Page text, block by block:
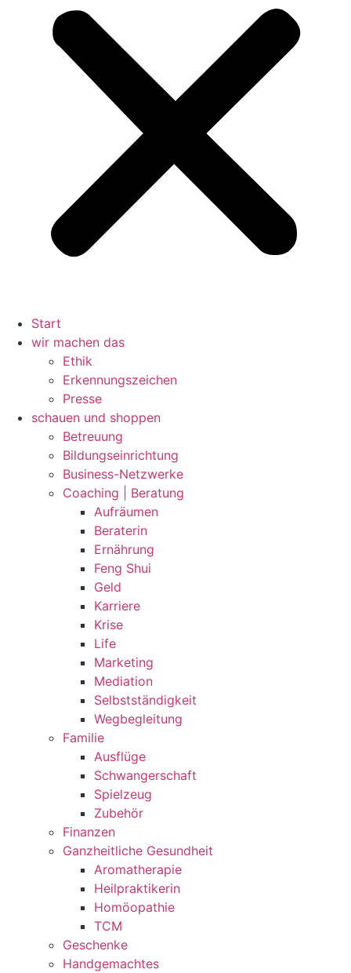
Start
wir machen das
Ethik
Erkennungszeichen
Presse
schauen und shoppen
Betreuung
Bildungseinrichtung
Business-Netzwerke
Coaching | Beratung
Aufräumen
Beraterin
Ernährung
Feng Shui
Geld
Karriere
Krise
Life
Marketing
Mediation
Selbstständigkeit
Wegbegleitung
Familie
Ausflüge
Schwangerschaft
Spielzeug
Zubehör
Finanzen
Ganzheitliche Gesundheit
Aromatherapie
Heilpraktikerin
Homöopathie
TCM
Geschenke
Handgemachtes